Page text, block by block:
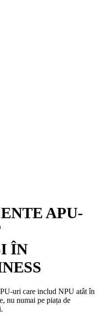
APU-
ÎN
uri care includ NPU atât în
nu numai pe piața de